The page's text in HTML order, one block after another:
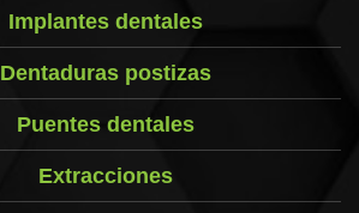
Implantes dentales
Dentaduras postizas
Puentes dentales
Extracciones